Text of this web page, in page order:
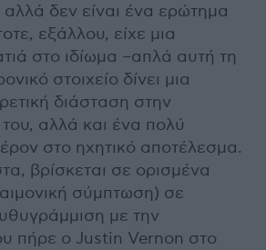
δεν είναι ένα ερώτημα
εξάλλου, είχε μια
στο ιδίωμα –απλά αυτή τη
στοιχείο δίνει μια
διάσταση στην
αλλά και ένα πολύ
στο ηχητικό αποτέλεσμα.
βρίσκεται σε ορισμένα
σύμπτωση) σε
με την
πήρε ο Justin Vernon στο